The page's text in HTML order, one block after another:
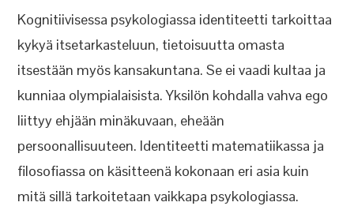
Kognitiivisessa psykologiassa identiteetti tarkoittaa
kykyä itsetarkasteluun, tietoisuutta omasta
itsestään myös kansakuntana. Se ei vaadi kultaa ja
kunniaa olympialaisista. Yksilön kohdalla vahva ego
liittyy ehjään minäkuvaan, eheään
persoonallisuuteen. Identiteetti matematiikassa ja
filosofiassa on käsitteenä kokonaan eri asia kuin
mitä sillä tarkoitetaan vaikkapa psykologiassa.